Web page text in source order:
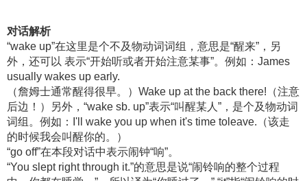
对话解析
“wake up”在这里是个不及物动词词组，意思是“醒来”，另
外，还可以 表示“开始听或者开始注意某事”。例如：James
usually wakes up early.
（詹姆士通常醒得很早。）Wake up at the back there!（注意
后边！）另外，“wake sb. up”表示“叫醒某人”，是个及物动词
词组。例如：I'll wake you up when it's time toleave.（该走
的时候我会叫醒你的。）
“go off”在本段对话中表示闹钟“响”。
“You slept right through it.”的意思是说“闹铃响的整个过程